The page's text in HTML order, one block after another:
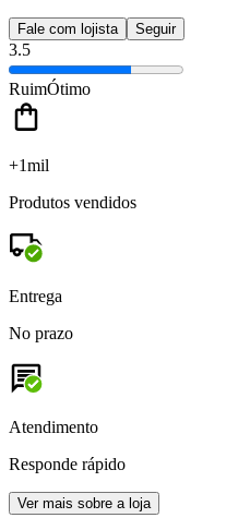
Fale com lojista Seguir
3.5
RuimÓtimo
+1mil
Produtos vendidos
Entrega
No prazo
Atendimento
Responde rápido
Ver mais sobre a loja